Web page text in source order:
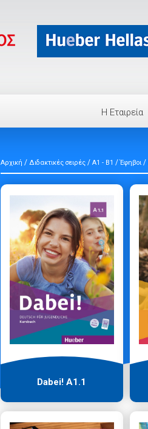
Η Eταιρεία
Αρχική / Διδακτικές σειρές / A1 - B1 / Έφηβοι /
Dabei! Α1.1